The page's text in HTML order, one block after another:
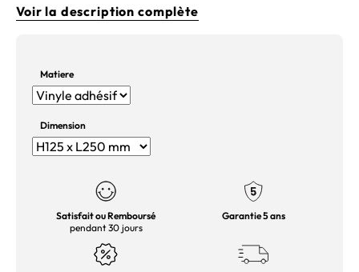
Voir la description complète
Matiere
Dimension
Satisfait ou Remboursé
pendant 30 jours
Garantie 5 ans